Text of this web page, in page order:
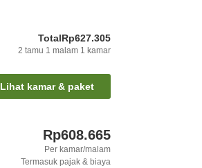
TotalRp627.305
2 tamu 1 malam 1 kamar
Lihat kamar & paket
Rp608.665
Per kamar/malam
Termasuk pajak & biaya